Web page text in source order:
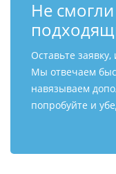
Не
Оставьте
Мы отвечаем
навязываем
попробуйте и